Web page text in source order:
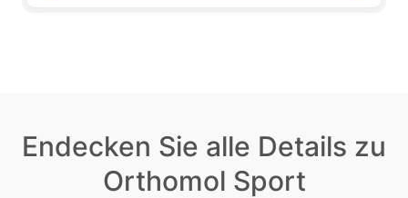
Endecken Sie alle Details zu
Orthomol Sport